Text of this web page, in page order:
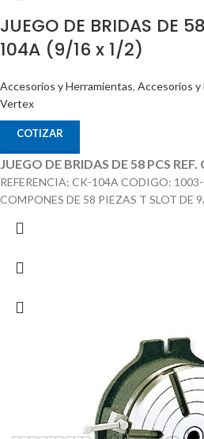
JUEGO DE BRIDAS DE
104A (9/16 x 1/2)
Accesorios y Herramientas, Accesorios y
Vertex
COTIZAR
JUEGO DE BRIDAS DE 58 PCS
REFERENCIA: CK-104A CODIGO:
COMPONES DE 58 PIEZAS T SLOT DE